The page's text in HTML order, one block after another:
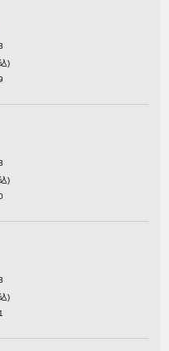
)
)
)